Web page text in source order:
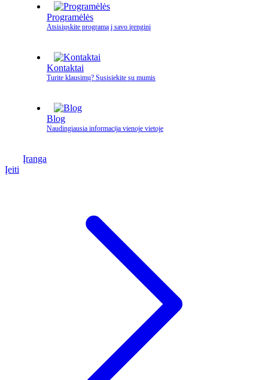
Programėlės
Atsisiųskite programą į savo įrenginį
Kontaktai
Turite klausimų? Susisiekite su mumis
Blog
Naudingiausia informacija vienoje vietoje
Įranga
Įeiti